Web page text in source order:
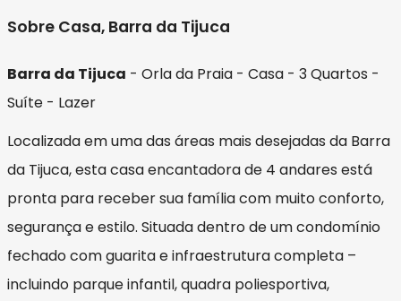
Sobre Casa, Barra da Tijuca
Barra da Tijuca - Orla da Praia - Casa - 3 Quartos -
Suíte - Lazer
Localizada em uma das áreas mais desejadas da Barra
da Tijuca, esta casa encantadora de 4 andares está
pronta para receber sua família com muito conforto,
segurança e estilo. Situada dentro de um condomínio
fechado com guarita e infraestrutura completa –
incluindo parque infantil, quadra poliesportiva,